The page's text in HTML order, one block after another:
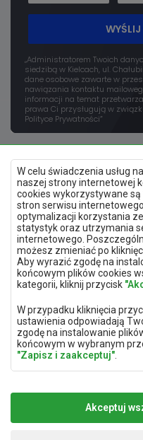
W celu świadczenia usług
naszej strony internetowej
cookies wykorzystywane
stron serwisu
optymalizacji korzystania
statystyk oraz utrzymania
internetowego.
możesz zmieniać po
Aby wyrazić zgodę na
końcowym plików cookies
kategorii, kliknij przycisk
W przypadku kliknięcia
ustawienia odpowiadają
zgodę na instalowanie
końcowym w wybranym
"Zapisz i zaakceptuj"
osobowe, podstawą ich
interes administratora
o.) lub podmiotów trzecich
jakości usług
Akceptuj
„Administratorem Twoich
siedzibą w Kielcach, ul.
dane osobowe zawarte w
nawiązania kontaktu
informacji na temat
prawa Ci przysługują w
Polityce Prywatności”
Zmień
ABC TRACK sp. z o.o.
25-561 Kielce